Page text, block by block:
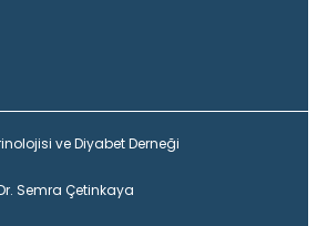
ve Diyabet Derneği
Semra Çetinkaya